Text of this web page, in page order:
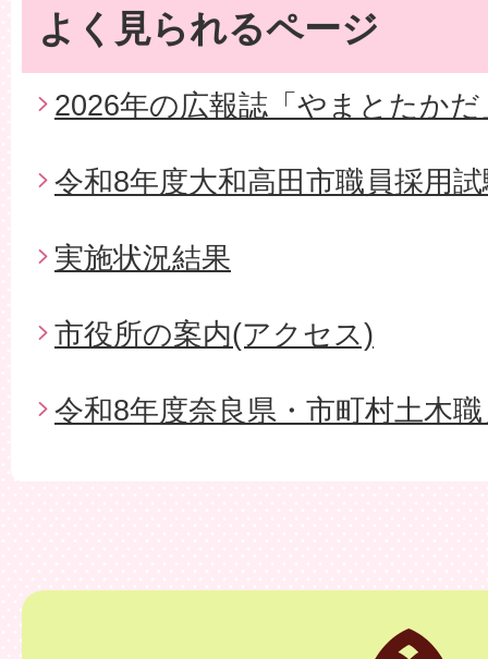
よく見られるページ
2026年の広報誌「やまとたかだ
令和8年度大和高田市職員採用
実施状況結果
市役所の案内(アクセス)
令和8年度奈良県・市町村土木